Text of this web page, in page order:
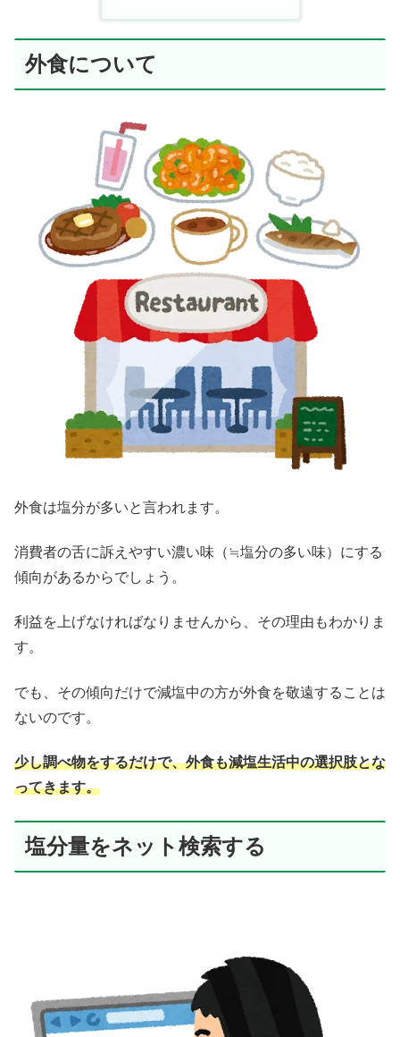
外食について
外食は塩分が多いと言われます。
消費者の舌に訴えやすい濃い味（≒塩分の多い味）にする
傾向があるからでしょう。
利益を上げなければなりませんから、その理由もわかりま
す。
でも、その傾向だけで減塩中の方が外食を敬遠することは
ないのです。
少し調べ物をするだけで、外食も減塩生活中の選択肢とな
ってきます。
塩分量をネット検索する